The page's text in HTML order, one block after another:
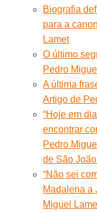
Biografia
para a
Lamet
O último
Pedro
A última
Artigo de
“Hoje em
encontrar
Pedro
de São
“Não sei
Madalena a
Miguel